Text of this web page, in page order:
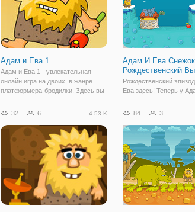
Адам и Ева 1
Адам и Ева 1 - увлекательная
онлайн игра на двоих, в жанре
платформера-бродилки. Здесь вы
первых людей, где будете
поделать долгий путь, чтобы
добраться до
Адам И Ева
Рождественский
Рождественский
Ева здесь! Теперь у
новогодней елке!
32 6 4.53 K 84 3